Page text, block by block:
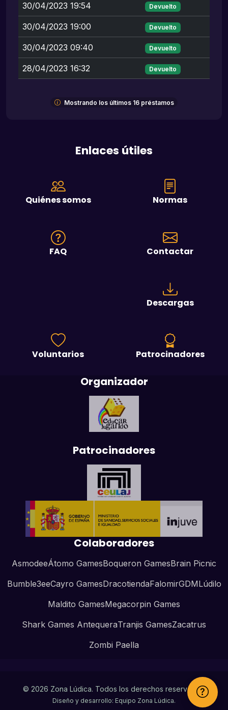
30/04/2023 19:54 Devuelto
30/04/2023 19:00 Devuelto
30/04/2023 09:40 Devuelto
28/04/2023 16:32 Devuelto
Mostrando los últimos 16 préstamos
Enlaces útiles
Quiénes somos Normas
FAQ Contactar
Descargas
Voluntarios Patrocinadores
Organizador
Patrocinadores
Colaboradores
AsmodeeÁtomo GamesBoqueron GamesBrain Picnic
Bumble3eeCayro GamesDracotiendaFalomirGDMLúdilo
Maldito GamesMegacorpin Games
Shark Games AntequeraTranjis GamesZacatrus
Zombi Paella
© 2026 Zona Lúdica. Todos los derechos reservados.
Diseño y desarrollo: Equipo Zona Lúdica.